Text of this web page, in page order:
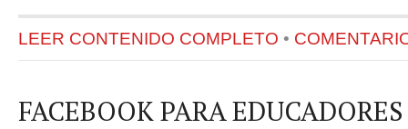
LEER CONTENIDO COMPLETO •
FACEBOOK PARA EDUCADORES